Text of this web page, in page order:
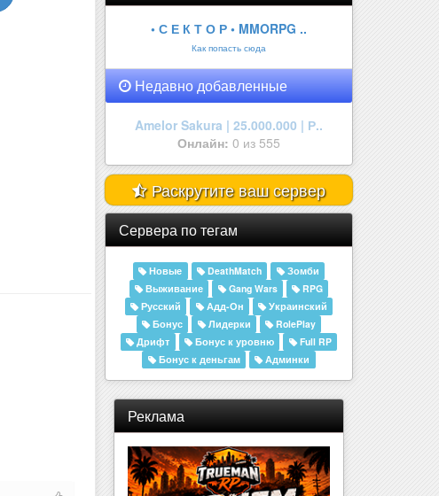
• С Е К Т О Р • MMORPG ..
Как попасть сюда
Недавно добавленные
Aurora RolePlay
Онлайн: 0 из 50
Раскрутите ваш сервер
Сервера по тегам
Новые DeathMatch
Зомби
Выживание
Gang Wars
RPG
Русский
Адд-Он
Украинский
Бонус
Лидерки
RolePlay
Дрифт
Бонус к уровню
Full RP
Бонус к деньгам
Админки
Реклама